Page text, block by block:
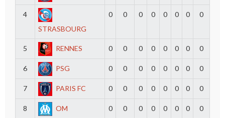
4
STRASBOURG
0 0 0 0 0 0 0 0
5 RENNES 0 0 0 0 0 0 0 0
6 PSG 0 0 0 0 0 0 0 0
7 PARIS FC 0 0 0 0 0 0 0 0
8 OM 0 0 0 0 0 0 0 0